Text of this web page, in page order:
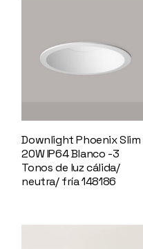
Downlight Phoenix Slim
20W IP64 Blanco -3
Tonos de luz cálida/
neutra/ fría 148186